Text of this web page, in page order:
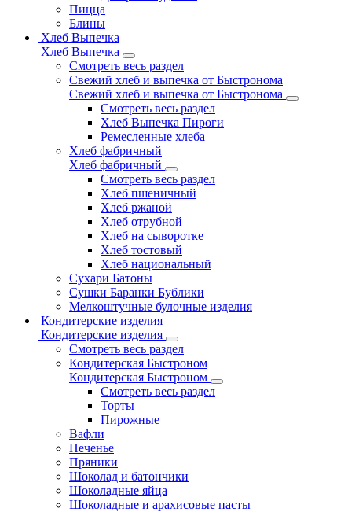
Пицца
Блины
Хлеб Выпечка
Хлеб Выпечка
Смотреть весь раздел
Свежий хлеб и выпечка от Быстронома
Свежий хлеб и выпечка от Быстронома
Смотреть весь раздел
Хлеб Выпечка Пироги
Ремесленные хлеба
Хлеб фабричный
Хлеб фабричный
Смотреть весь раздел
Хлеб пшеничный
Хлеб ржаной
Хлеб отрубной
Хлеб на сыворотке
Хлеб тостовый
Хлеб национальный
Сухари Батоны
Сушки Баранки Бублики
Мелкоштучные булочные изделия
Кондитерские изделия
Кондитерские изделия
Смотреть весь раздел
Кондитерская Быстроном
Кондитерская Быстроном
Смотреть весь раздел
Торты
Пирожные
Вафли
Печенье
Пряники
Шоколад и батончики
Шоколадные яйца
Шоколадные и арахисовые пасты